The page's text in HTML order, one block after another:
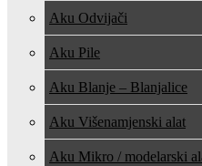
Aku Odvijači
Aku Pile
Aku Blanje – Blanjalice
Aku Višenamjenski alat
Aku Mikro / modelarski